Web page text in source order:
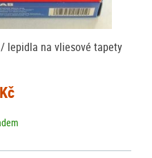
lepidla na vliesové tapety